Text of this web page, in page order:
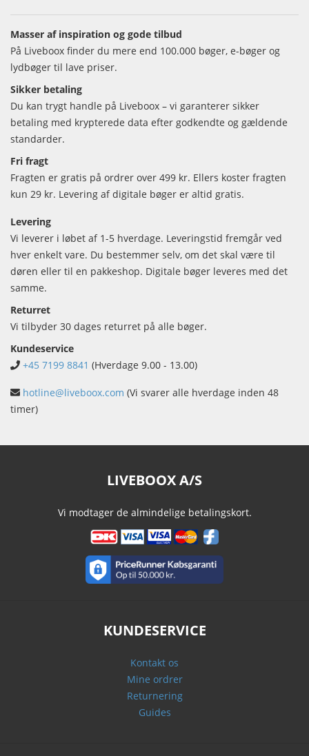
Masser af inspiration og gode tilbud
På Liveboox finder du mere end 100.000 bøger, e-bøger og
lydbøger til lave priser.
Sikker betaling
Du kan trygt handle på Liveboox – vi garanterer sikker
betaling med krypterede data efter godkendte og gældende
standarder.
Fri fragt
Fragten er gratis på ordrer over 499 kr. Ellers koster fragten
kun 29 kr. Levering af digitale bøger er altid gratis.
Levering
Vi leverer i løbet af 1-5 hverdage. Leveringstid fremgår ved
hver enkelt vare. Du bestemmer selv, om det skal være til
døren eller til en pakkeshop. Digitale bøger leveres med det
samme.
Returret
Vi tilbyder 30 dages returret på alle bøger.
Kundeservice
+45 7199 8841 (Hverdage 9.00 - 13.00)
hotline@liveboox.com (Vi svarer alle hverdage inden 48
timer)
LIVEBOOX A/S
Vi modtager de almindelige betalingskort.
KUNDESERVICE
Kontakt os
Mine ordrer
Returnering
Guides